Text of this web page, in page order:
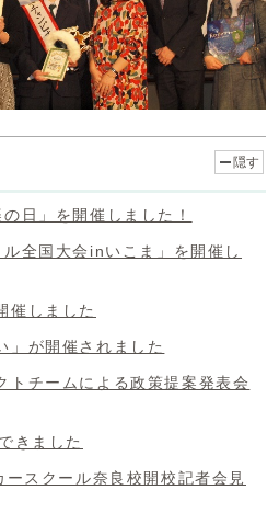
隠す
日」を開催しました！
ル全国大会inいこま」を開催し
催しました
」が開催されました
トチームによる政策提案発表会
きました
スクール奈良校開校記者会見